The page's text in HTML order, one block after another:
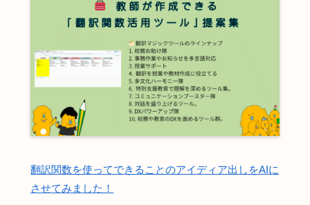
翻訳関数を使ってできることのアイディア出しをAIに
させてみました！